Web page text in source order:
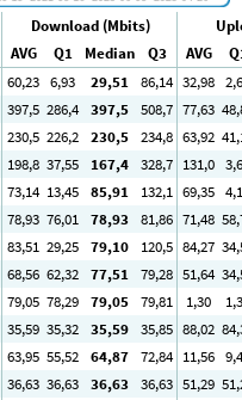
Download (Mbits)
AVG Q1 Median Q3 AVG
60,23 6,93 29,51 86,14 32,98 2
397,5 286,4 397,5 508,7 77,63 48
230,5 226,2 230,5 234,8 63,92 41
198,8 37,55 167,4 328,7 131,0 3
73,14 13,45 85,91 132,1 69,35 4
78,93 76,01 78,93 81,86 71,48 58
83,51 29,25 79,10 120,5 84,27 34
68,56 62,32 77,51 79,28 51,64 34
79,05 78,29 79,05 79,81 1,30 1
35,59 35,32 35,59 35,85 88,02 84
63,95 55,52 64,87 72,84 11,56 9
36,63 36,63 36,63 36,63 51,29 51